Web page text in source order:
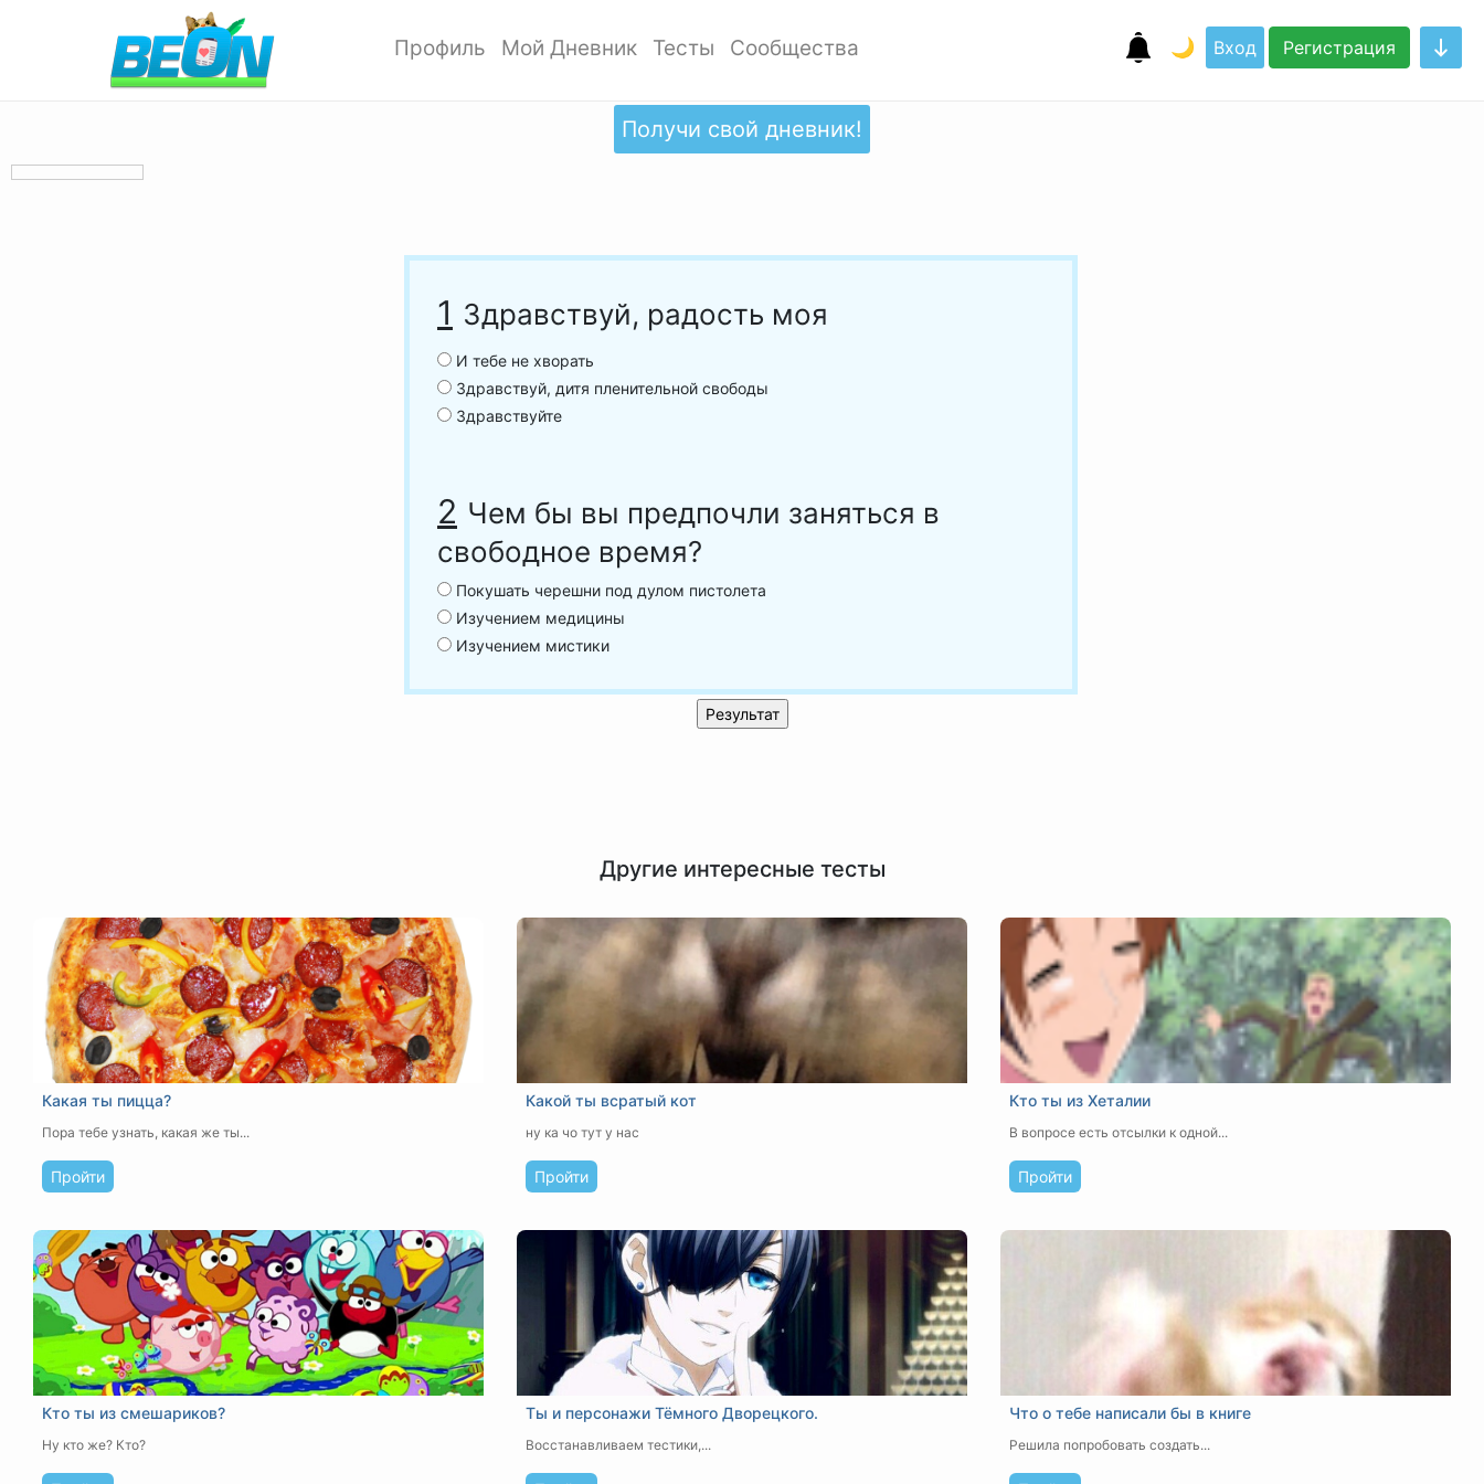
Профиль
Позитивки
Мой Дневник
Добавить запись
Дизайн дневника
Тесты
Добавить тест
Популярные тесты
Сообщества
Создать сообщество
Обзор сообществ
🌙 Вход Регистрация
Получи свой дневник!
1 Здравствуй, радость моя
И тебе не хворать
Здравствуй, дитя пленительной свободы
Здравствуйте
2 Чем бы вы предпочли заняться в
свободное время?
Покушать черешни под дулом пистолета
Изучением медицины
Изучением мистики
Другие интересные тесты
Какая ты пицца?
Пора тебе узнать, какая же ты...
Пройти
Какой ты всратый кот
ну ка чо тут у нас
Пройти
Кто ты из Хеталии
В вопросе есть отсылки к одной...
Пройти
Кто ты из смешариков?
Ну кто же? Кто?
Ты и персонажи Тёмного Дворецкого.
Восстанавливаем тестики,...
Что о тебе написали бы в книге
Решила попробовать создать...